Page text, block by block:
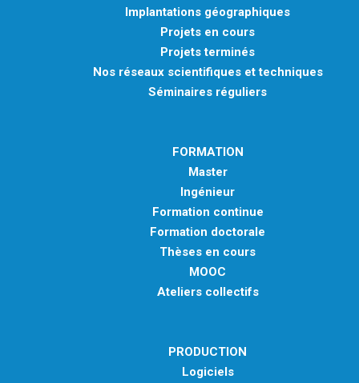
Implantations géographiques
Projets en cours
Projets terminés
Nos réseaux scientifiques et techniques
Séminaires réguliers
FORMATION
Master
Ingénieur
Formation continue
Formation doctorale
Thèses en cours
MOOC
Ateliers collectifs
PRODUCTION
Logiciels